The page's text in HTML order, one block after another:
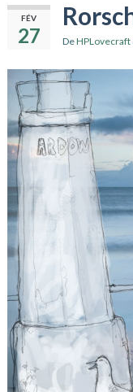
FÉV
27 DeHPLovecraft